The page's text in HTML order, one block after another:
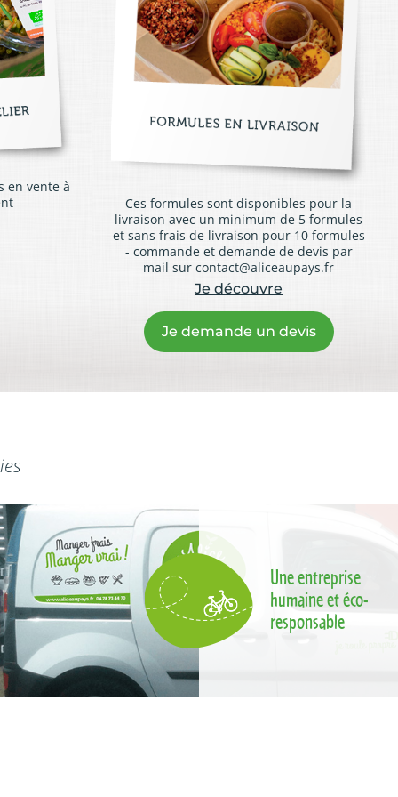
en vente à
Ces formules sont disponibles pour la
livraison avec un minimum de 5 formules
et sans frais de livraison pour 10 formules
- commande et demande de devis par
mail sur contact@aliceaupays.fr
Je découvre
Je demande un devis
Une entreprise
humaine et éco-
responsable